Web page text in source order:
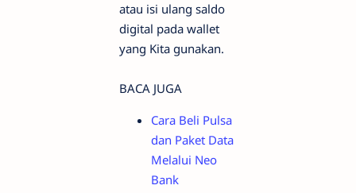
atau isi ulang saldo
digital pada wallet
yang Kita gunakan.
BACA JUGA
Cara Beli Pulsa
dan Paket Data
Melalui Neo
Bank